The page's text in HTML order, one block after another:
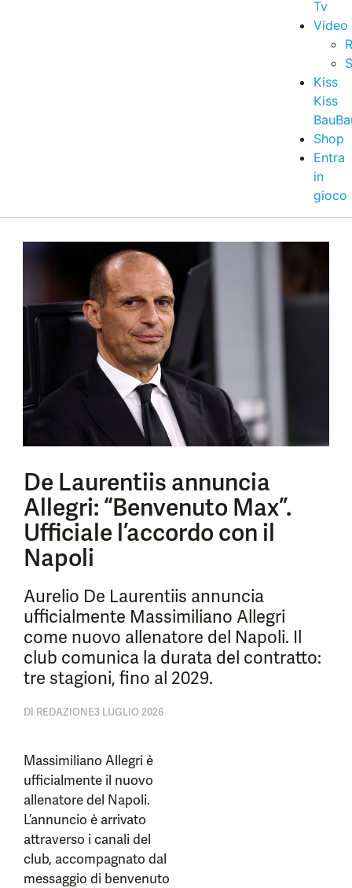
Tv
Video
Kiss
Kiss
Shop
Entra
in
gioco
De Laurentiis annuncia
Allegri: “Benvenuto Max”.
Ufficiale l’accordo con il
Napoli
Aurelio De Laurentiis annuncia
ufficialmente Massimiliano Allegri
come nuovo allenatore del Napoli. Il
club comunica la durata del contratto:
tre stagioni, fino al 2029.
DI REDAZIONE3 LUGLIO 2026
Massimiliano Allegri è
ufficialmente il nuovo
allenatore del Napoli.
L’annuncio è arrivato
attraverso i canali del
club, accompagnato dal
messaggio di benvenuto